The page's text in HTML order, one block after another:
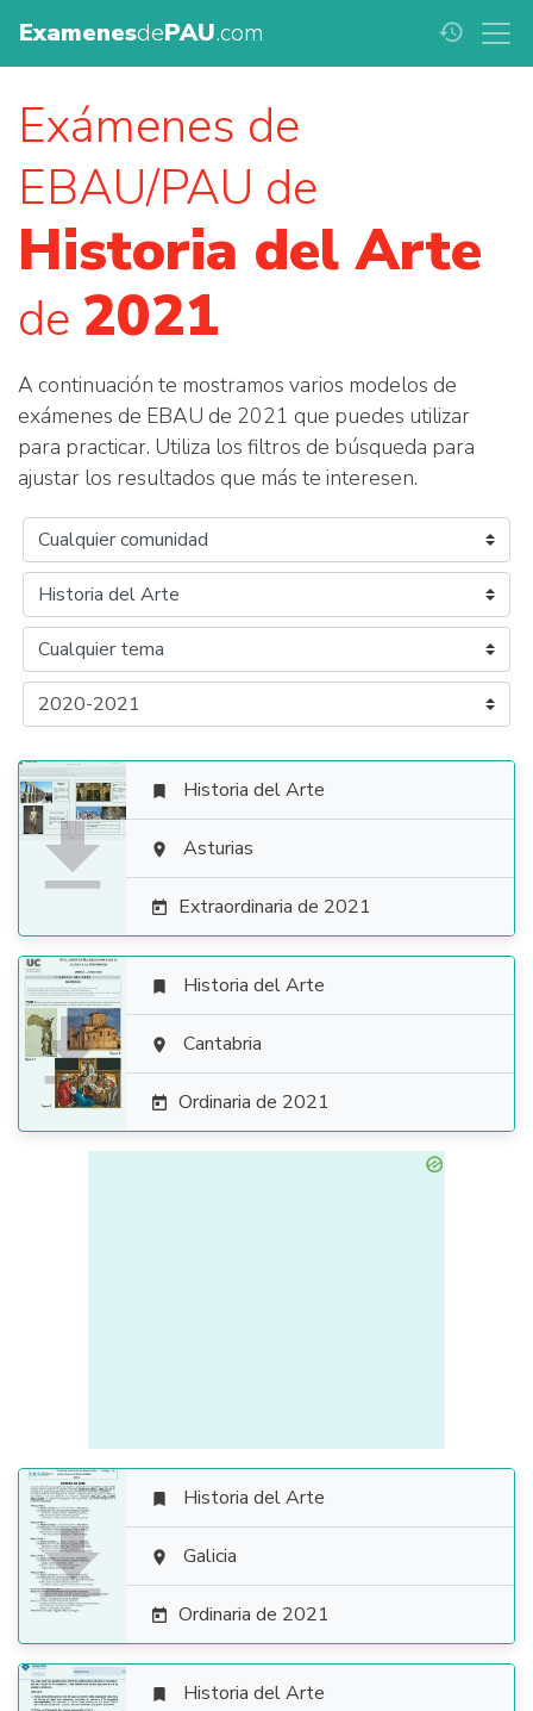
ExamenesdePAU.com history
Exámenes de
EBAU/PAU de
Historia del Arte
de 2021
A continuación te mostramos varios modelos de
exámenes de EBAU de 2021 que puedes utilizar
para practicar. Utiliza los filtros de búsqueda para
ajustar los resultados que más te interesen.

 Historia del Arte
 Asturias
 Extraordinaria de 2021

 Historia del Arte
 Cantabria
 Ordinaria de 2021

 Historia del Arte
 Galicia
 Ordinaria de 2021
 Historia del Arte